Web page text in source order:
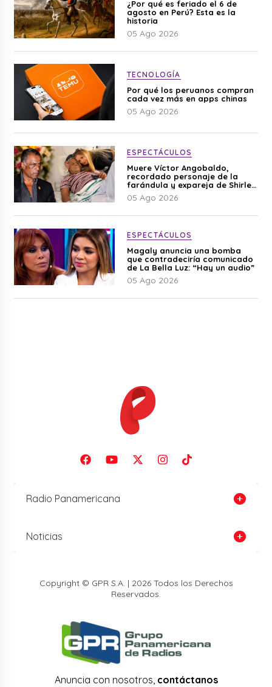
¿Por qué es feriado el 6 de
agosto en Perú? Esta es la
historia
05 Ago 2026
TECNOLOGÍA
Por qué los peruanos compran
cada vez más en apps chinas
05 Ago 2026
ESPECTÁCULOS
Muere Víctor Angobaldo,
recordado personaje de la
farándula y expareja de Shirley
Cherres
05 Ago 2026
ESPECTÁCULOS
Magaly anuncia una bomba
que contradeciría comunicado
de La Bella Luz: “Hay un audio”
05 Ago 2026
Radio Panamericana
Noticias
Copyright © GPR S.A. | 2026 Todos los Derechos
Reservados.
Anuncia con nosotros, contáctanos